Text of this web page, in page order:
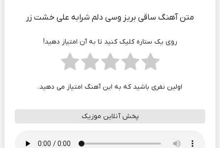
متن آهنگ ساقی بریز وسی دلم شرابه علی خشت زر
روی یک ستاره کلیک کنید تا به آن امتیاز دهید!
اولین نفری باشید که به این آهنگ امتیاز می دهید.
پخش آنلاین موزیک